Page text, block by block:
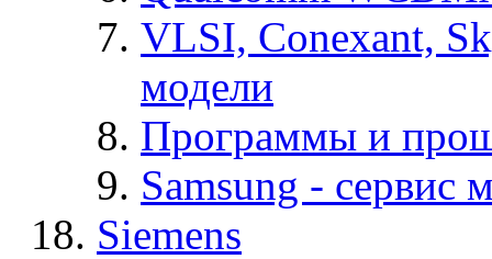
VLSI, Conexant,
модели
Программы и
Samsung - cервис
Siemens